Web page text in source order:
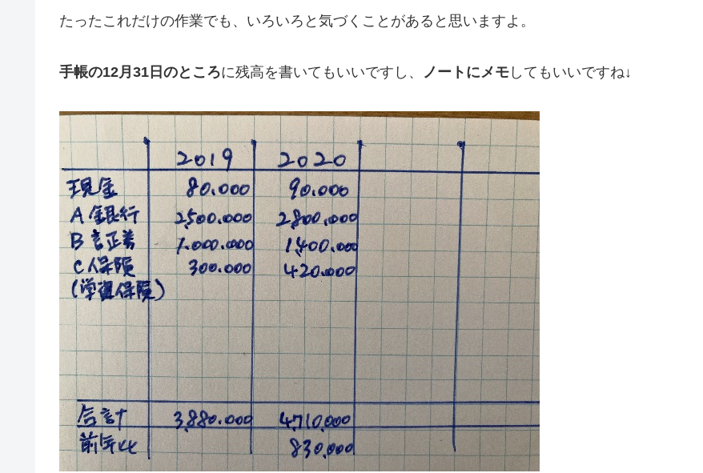
たったこれだけの作業でも、いろいろと気づくことがあると思いますよ。
手帳の12月31日のところに残高を書いてもいいですし、 ノートにメモ してもいいですね↓